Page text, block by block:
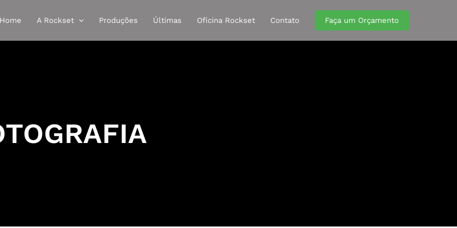
Home A Rockset Produções Últimas Oficina Rockset Contato Faça um Orçamento